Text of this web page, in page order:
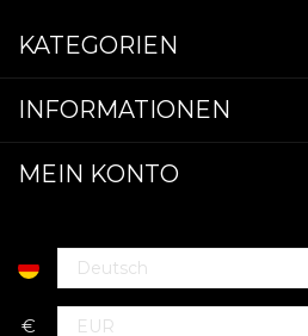
KATEGORIEN
INFORMATIONEN
MEIN KONTO
€